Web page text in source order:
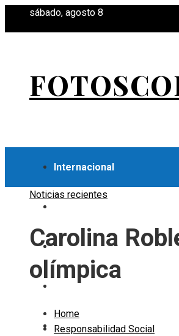
sábado, agosto 8
Internacional
Ciencia y tecnología
Cultura y ocio
Inversiones y negocios
Noticias recientes
Carolina
olímpica
Home
Responsabilidad Social